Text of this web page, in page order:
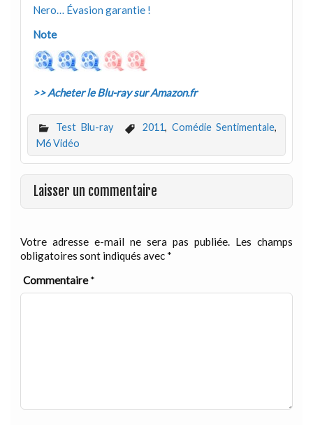
Nero… Évasion garantie !
Note
>> Acheter le Blu-ray sur Amazon.fr
Test Blu-ray 2011, Comédie Sentimentale,
M6 Vidéo
Laisser un commentaire
Votre adresse e-mail ne sera pas publiée. Les champs
obligatoires sont indiqués avec *
Commentaire*